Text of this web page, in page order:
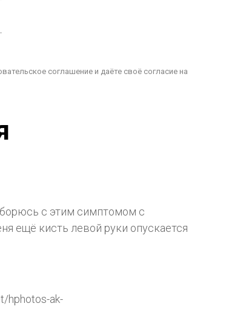
соглашение и даёте своё согласие на
с этим симптомом с
ещё кисть левой руки опускается
hphotos-ak-